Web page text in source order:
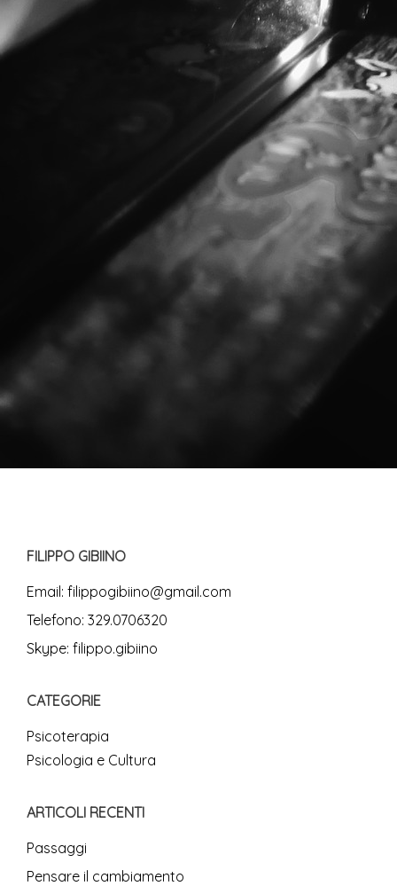
FILIPPO GIBIINO
Email: filippogibiino@gmail.com
Telefono: 329.0706320
Skype: filippo.gibiino
CATEGORIE
Psicoterapia
Psicologia e Cultura
ARTICOLI RECENTI
Passaggi
Pensare il cambiamento